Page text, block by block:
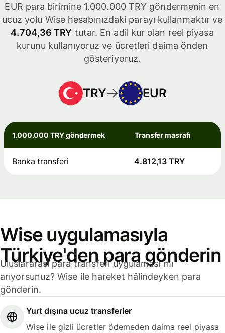
EUR para birimine 1.000.000 TRY göndermenin en
ucuz yolu Wise hesabınızdaki parayı kullanmaktır ve
4.704,36 TRY tutar. En adil kur olan reel piyasa
kurunu kullanıyoruz ve ücretleri daima önden
gösteriyoruz.
TRY EUR
1.000.000 TRY göndermek Transfer masrafı
Banka transferi 4.812,13 TRY
Wise uygulamasıyla
Türkiye'den para gönderin
Uluslararası para transferi uygulaması mı
arıyorsunuz? Wise ile hareket hâlindeyken para
gönderin.
Yurt dışına ucuz transferler
Wise ile gizli ücretler ödemeden daima reel piyasa